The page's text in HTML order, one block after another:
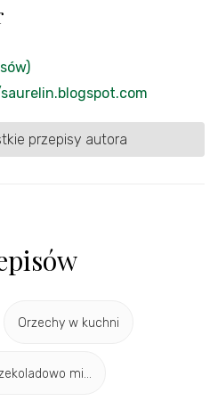
przepisy autora
Orzechy w kuchni
mi...